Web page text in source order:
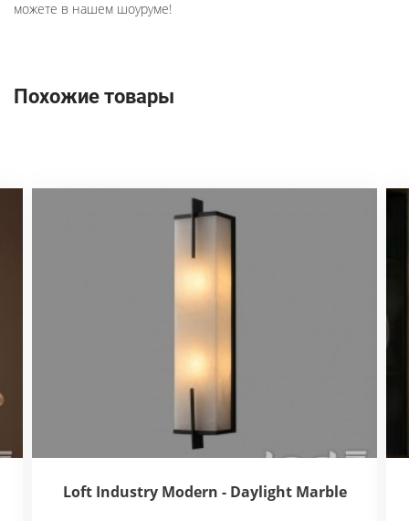
можете в нашем шоуруме!
Похожие товары
Loft Industry Modern - Daylight Marble